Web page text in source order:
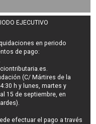
EJECUTIVO
en periodo
de pago:
.
(C/ Mártires de la
h y lunes, martes y
15 de septiembre, en
efectuar el pago a través